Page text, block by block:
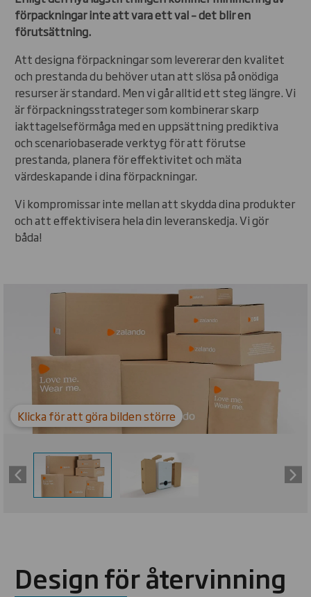
förpackningar inte att vara ett val – det blir en
förutsättning.
Att designa förpackningar som levererar den kvalitet
och prestanda du behöver utan att slösa på onödiga
resurser är standard. Men vi går alltid ett steg längre. Vi
är förpackningsstrateger som kombinerar skarp
iakttagelseförmåga med en uppsättning prediktiva
och scenariobaserade verktyg för att förutse
prestanda, planera för effektivitet och mäta
värdeskapande i dina förpackningar.
Vi kompromissar inte mellan att skydda dina produkter
och att effektivisera hela din leveranskedja. Vi gör
båda!
Carousel. Use previous and next buttons to move
Klicka för att göra bilden större
Design för återvinning